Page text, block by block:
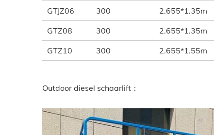
GTJZ06 300 2.655*1.35m
GTZ08 300 2.655*1.35m
GTZ10 300 2.655*1.55m
Outdoor diesel schaarlift：